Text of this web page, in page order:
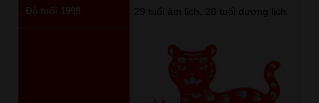
Độ tuổi 1999 29 tuổi âm lịch, 28 tuổi dương lịch.